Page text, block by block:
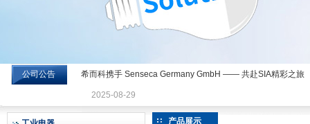
希而科工业控制设备有限公司
公司公告 希而科携手 Senseca Germany GmbH —— 共赴SIA精彩之旅
2025-08-29
产品展示